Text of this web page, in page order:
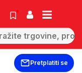
Pretplatiti se